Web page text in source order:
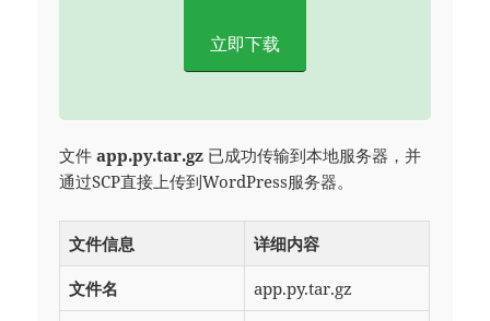
立即下载
文件app.py.tar.gz 已成功传输到本地服务器，并
通过SCP直接上传到WordPress服务器。
文件信息 详细内容
文件名 app.py.tar.gz